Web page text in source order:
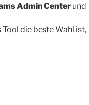
Admin Center und
die beste Wahl ist,